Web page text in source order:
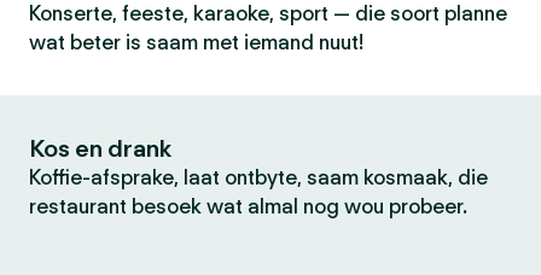
Konserte, feeste, karaoke, sport — die soort planne
wat beter is saam met iemand nuut!
Kos en drank
Koffie-afsprake, laat ontbyte, saam kosmaak, die
restaurant besoek wat almal nog wou probeer.